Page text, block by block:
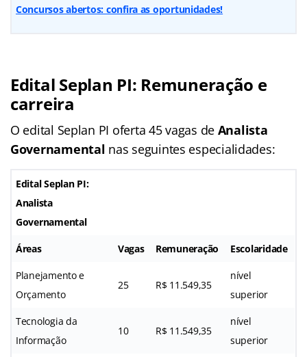
Concursos abertos: confira as oportunidades!
Edital Seplan PI: Remuneração e
carreira
O edital Seplan PI oferta 45 vagas de Analista
Governamental nas seguintes especialidades:
Edital Seplan PI:
Analista
Governamental
Áreas Vagas Remuneração Escolaridade
Planejamento e
Orçamento
25 R$ 11.549,35
nível
superior
Tecnologia da
Informação
10 R$ 11.549,35
nível
superior